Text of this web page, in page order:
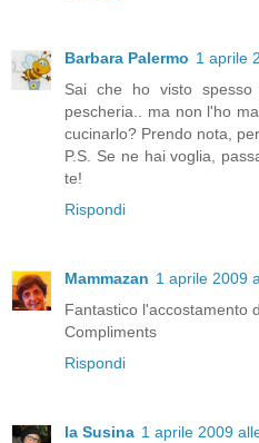
Barbara Palermo 1 aprile
Sai che ho visto
pescheria.. ma non l'ho
cucinarlo? Prendo nota,
P.S. Se ne hai voglia,
te!
Rispondi
Mammazan 1 aprile 2009
Fantastico l'accostamento
Compliments
Rispondi
la Susina 1 aprile 2009